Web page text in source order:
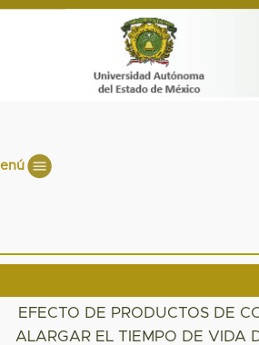
EFECTO DE PRODUCTOS DE
ALARGAR EL TIEMPO DE VIDA